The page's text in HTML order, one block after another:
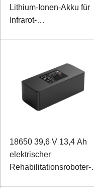
Lithium-Ionen-Akku für
Infrarot-
18650 39,6 V 13,4 Ah
elektrischer
Rehabilitationsroboter-